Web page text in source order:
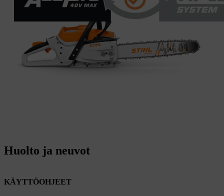
Huolto ja neuvot
KÄYTTÖOHJEET